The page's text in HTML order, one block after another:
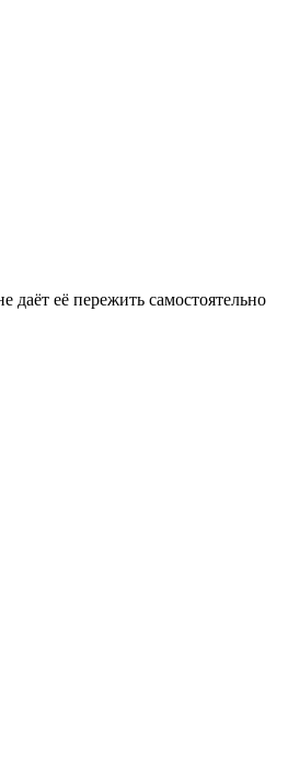
даёт её пережить самостоятельно